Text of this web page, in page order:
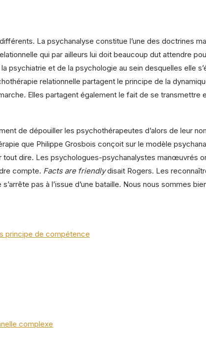
La psychanalyse constitue l’une des doctrines
qui par ailleurs lui doit beaucoup dut attendre
et de la psychologie au sein desquelles elle
relationnelle partagent le principe de la
Elles partagent également le fait de se transmettre
de dépouiller les psychothérapeutes d’alors de leur
que Philippe Grosbois conçoit sur le modèle
dire. Les psychologues-psychanalystes manœuvrés
compte. Facts are friendlydisait Rogers. Les
pas à l’issue d’une bataille. Nous nous sommes
principe de compétence
complexe